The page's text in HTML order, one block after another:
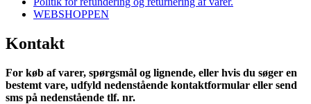
WEBSHOPPEN
Kontakt
For køb af varer, spørgsmål og lignende, eller hvis du søger en
bestemt vare, udfyld nedenstående kontaktformular eller send
sms på nedenstående tlf. nr.